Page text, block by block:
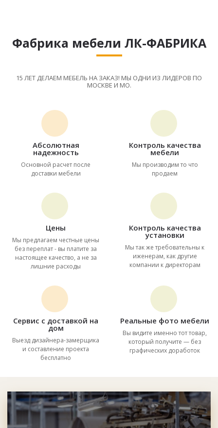
Фабрика мебели ЛК-ФАБРИКА
15 ЛЕТ ДЕЛАЕМ МЕБЕЛЬ НА ЗАКАЗ! МЫ ОДНИ ИЗ ЛИДЕРОВ ПО
МОСКВЕ И МО.
Абсолютная
надежность
Основной расчет после
доставки мебели
Контроль качества
мебели
Мы производим то что
продаем
Цены
Мы предлагаем честные цены
без переплат - вы платите за
настоящее качество, а не за
лишние расходы
Контроль качества
установки
Мы так же требовательны к
иженерам, как другие
компании к директорам
Сервис с доставкой на
дом
Выезд дизайнера-замерщика
и составление проекта
бесплатно
Реальные фото мебели
Вы видите именно тот товар,
который получите — без
графических доработок